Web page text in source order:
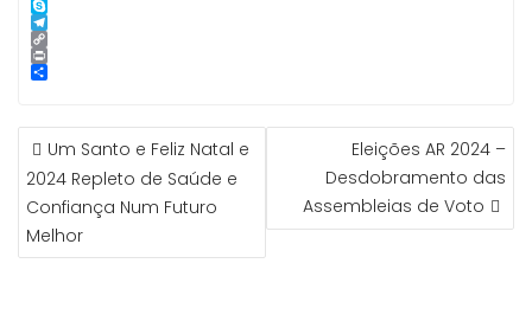
p
p
n
g
e
r
li
l
n
k
e
d
I
i
n
t
e
r
L
i
n
e
S
k
y
p
T
e
l
m
C
o
n
k
P
e
NAVEGAÇÃO
DE
ARTIGOS
Um Santo e Feliz Natal e
2024 Repleto de Saúde e
Confiança Num Futuro
Melhor
Eleições AR 2024 –
Desdobramento das
Assembleias de Voto